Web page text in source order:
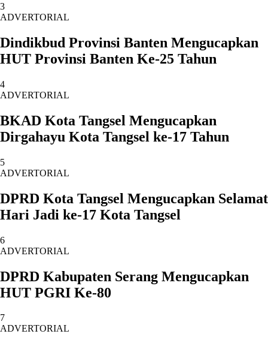
3
ADVERTORIAL
Dindikbud Provinsi Banten Mengucapkan
HUT Provinsi Banten Ke-25 Tahun
4
ADVERTORIAL
BKAD Kota Tangsel Mengucapkan
Dirgahayu Kota Tangsel ke-17 Tahun
5
ADVERTORIAL
DPRD Kota Tangsel Mengucapkan Selamat
Hari Jadi ke-17 Kota Tangsel
6
ADVERTORIAL
DPRD Kabupaten Serang Mengucapkan
HUT PGRI Ke-80
7
ADVERTORIAL